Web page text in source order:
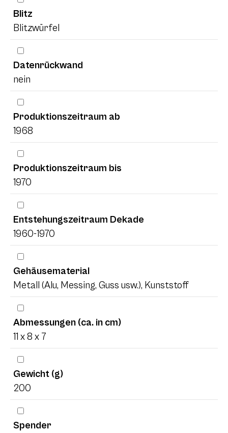
Blitz
Blitzwürfel
Datenrückwand
nein
Produktionszeitraum ab
1968
Produktionszeitraum bis
1970
Entstehungszeitraum Dekade
1960-1970
Gehäusematerial
Metall (Alu, Messing, Guss usw.), Kunststoff
Abmessungen (ca. in cm)
11 x 8 x 7
Gewicht (g)
200
Spender